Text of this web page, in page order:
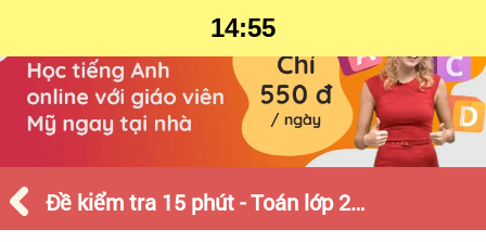
Đề kiểm tra 15 phút - Toán lớp 2 - Tháng 12 - Số 1
14:55